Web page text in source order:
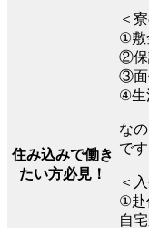
住み込みで働き
たい方必見！
＜
①敷
②保
③面
④生
な
です
＜
①赴
自